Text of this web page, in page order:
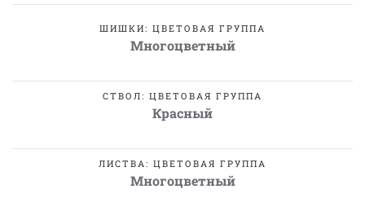
ШИШКИ: ЦВЕТОВАЯ ГРУППА
Многоцветный
СТВОЛ: ЦВЕТОВАЯ ГРУППА
Красный
ЛИСТВА: ЦВЕТОВАЯ ГРУППА
Многоцветный